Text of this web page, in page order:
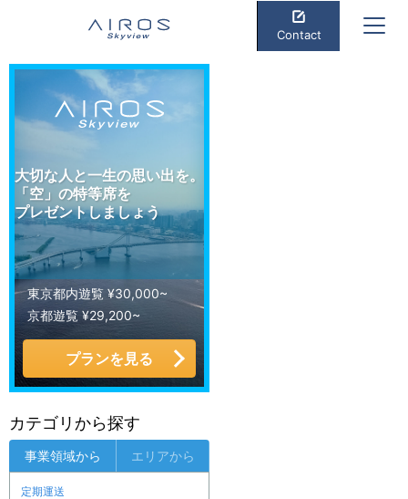
Contact
大切な人と一生の思い出を。
「空」の特等席を
プレゼントしましょう
東京都内遊覧 ¥30,000~
京都遊覧 ¥29,200~
プランを見る
カテゴリから探す
事業領域から エリアから
定期運送